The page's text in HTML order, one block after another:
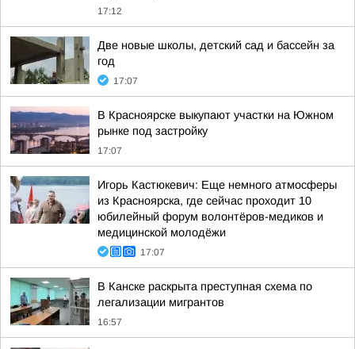
17:12
Две новые школы, детский сад и бассейн за
год
17:07
В Красноярске выкупают участки на Южном
рынке под застройку
17:07
Игорь Кастюкевич: Еще немного атмосферы
из Красноярска, где сейчас проходит 10
юбилейный форум волонтёров-медиков и
медицинской молодёжи
17:07
В Канске раскрыта преступная схема по
легализации мигрантов
16:57